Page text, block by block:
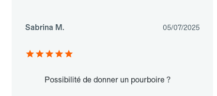
Sabrina M. 05/07/2025
Possibilité de donner un pourboire ?